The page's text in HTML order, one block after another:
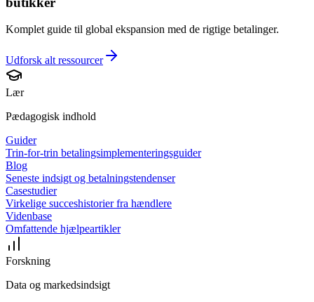
Komplet guide til global ekspansion med de rigtige betalinger.
Udforsk alt ressourcer
Lær
Pædagogisk indhold
Guider
Trin-for-trin betalingsimplementeringsguider
Blog
Seneste indsigt og betalningstendenser
Casestudier
Virkelige succeshistorier fra hændlere
Videnbase
Omfattende hjælpeartikler
Forskning
Data og markedsindsigt